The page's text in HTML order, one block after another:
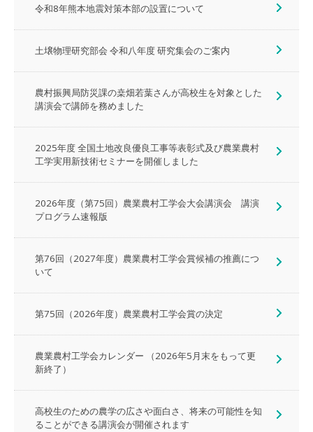
令和8年熊本地震対策本部の設置について
土壌物理研究部会 令和八年度 研究集会のご案内
農村振興局防災課の桒畑若葉さんが高校生を対象とした
講演会で講師を務めました
2025年度 全国土地改良優良工事等表彰式及び農業農村
工学実用新技術セミナーを開催しました
2026年度（第75回）農業農村工学会大会講演会 講演
プログラム速報版
第76回（2027年度）農業農村工学会賞候補の推薦につ
いて
第75回（2026年度）農業農村工学会賞の決定
農業農村工学会カレンダー （2026年5月末をもって更
新終了）
高校生のための農学の広さや面白さ、将来の可能性を知
ることができる講演会が開催されます